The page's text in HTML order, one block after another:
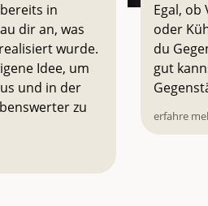
in
dir an, was
wurde.
Idee, um
und in der
zu
Egal, ob
oder
du
gut
erfahre